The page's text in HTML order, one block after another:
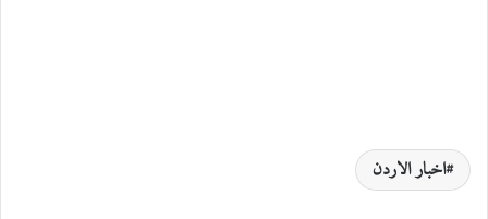
اخبار الاردن